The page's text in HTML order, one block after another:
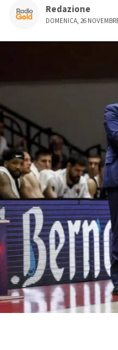
Redazione
DOMENICA, 26